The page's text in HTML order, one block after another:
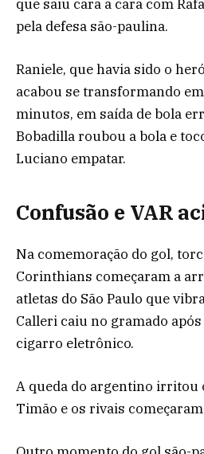
que saiu cara a cara com
pela defesa são-paulina.
Raniele, que havia sido o
acabou se transformando
minutos, em saída de bola
Bobadilla roubou a bola e
Luciano empatar.
Confusão e VAR
Na comemoração do gol,
Corinthians começaram a
atletas do São Paulo que
Calleri caiu no gramado
cigarro eletrônico.
A queda do argentino irritou
Timão e os rivais